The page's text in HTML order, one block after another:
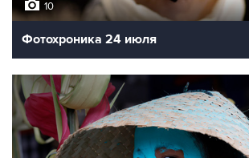
10
Фотохроника 24 июля